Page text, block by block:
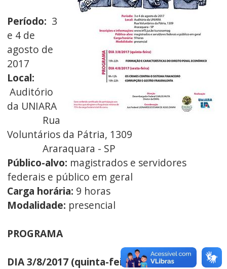
Período: 3
e 4 de
agosto de
2017
Local:
Auditório
da UNIARA
Rua
Voluntários da Pátria, 1309
Araraquara - SP
Público-alvo: magistrados e servidores
federais e público em geral
Carga horária: 9 horas
Modalidade: presencial
PROGRAMA
DIA 3/8/2017 (quinta-feira)